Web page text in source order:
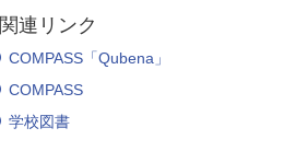
関連リンク
COMPASS「Qubena」
COMPASS
学校図書